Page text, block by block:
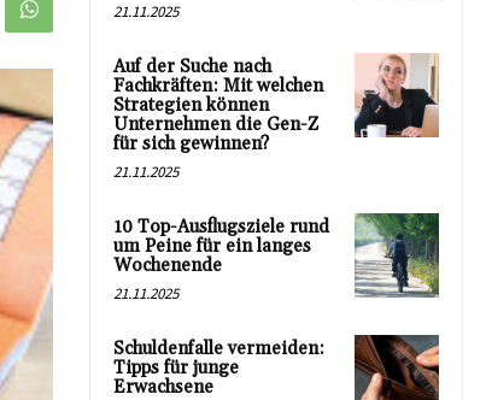
21.11.2025
Auf der Suche nach
Fachkräften: Mit welchen
Strategien können
Unternehmen die Gen-Z
für sich gewinnen?
21.11.2025
10 Top-Ausflugsziele rund
um Peine für ein langes
Wochenende
21.11.2025
Schuldenfalle vermeiden:
Tipps für junge
Erwachsene